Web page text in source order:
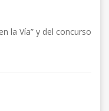
la Vía” y del concurso